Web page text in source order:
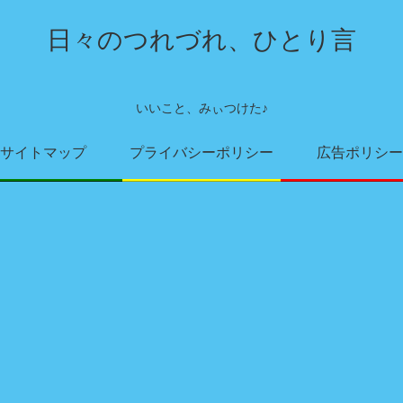
日々のつれづれ、ひとり言
いいこと、みぃつけた♪
サイトマップ プライバシーポリシー 広告ポリシー